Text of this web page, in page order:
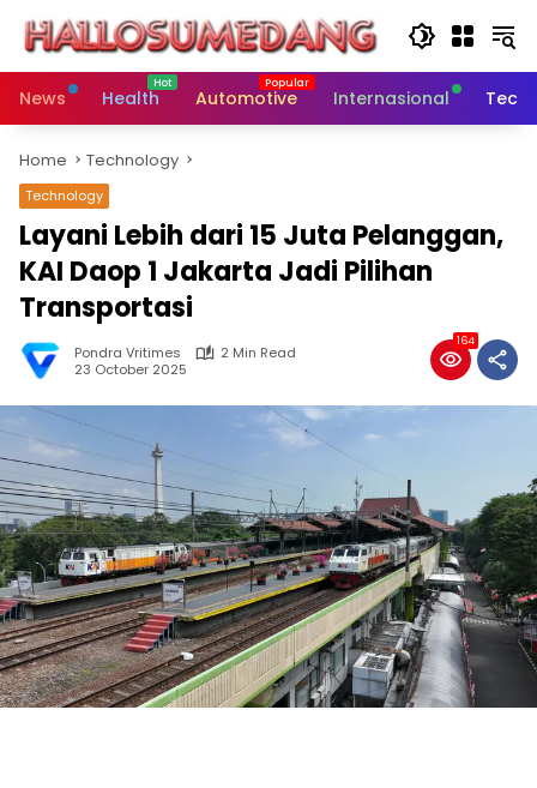
content
News
Health Automotive Internasional
Home Technology
Technology
Layani Lebih dari 15 Juta Pelanggan,
KAI Daop 1 Jakarta Jadi Pilihan
Transportasi
Pondra Vritimes
2 Min Read
23 October 2025
164